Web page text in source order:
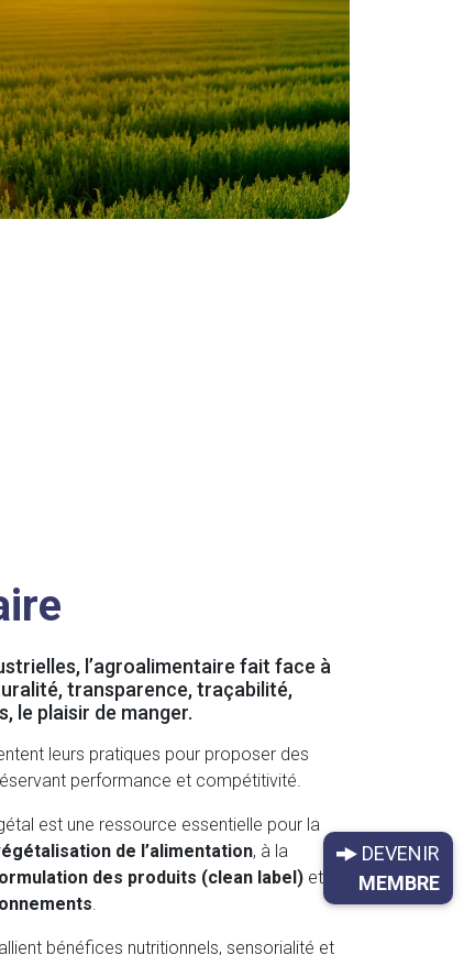
l’agroalimentaire fait face à
transparence, traçabilité,
le plaisir de manger.
leurs pratiques pour proposer des
performance et compétitivité.
est une ressource essentielle pour la
de l’alimentation, à la
des produits (clean label) et à
bénéfices nutritionnels, sensorialité et
DEVENIR
MEMBRE